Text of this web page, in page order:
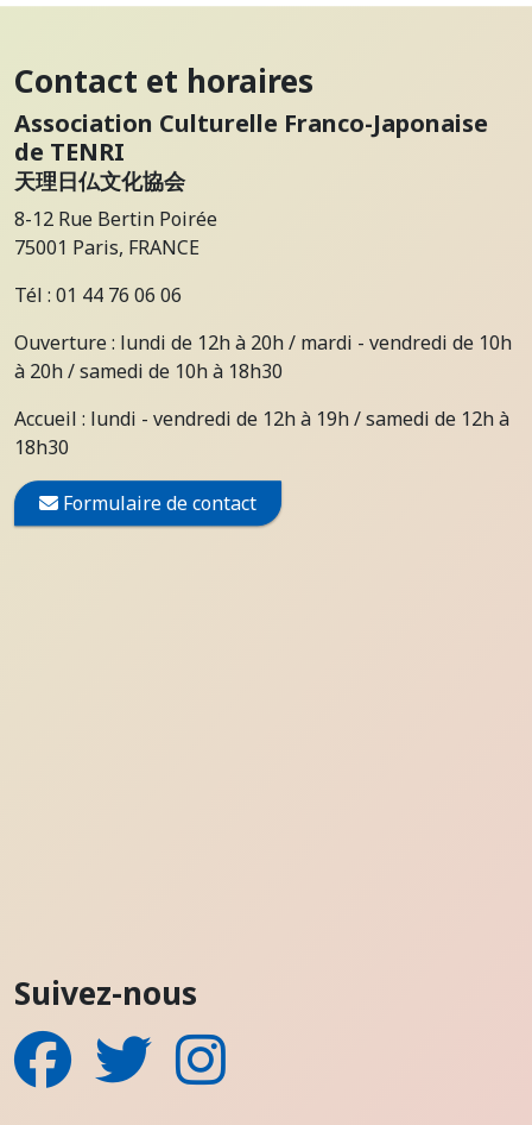
Contact et horaires
Association Culturelle Franco-Japonaise
de TENRI
天理日仏文化協会
8-12 Rue Bertin Poirée
75001 Paris, FRANCE
Tél : 01 44 76 06 06
Ouverture : lundi de 12h à 20h / mardi - vendredi de 10h
à 20h / samedi de 10h à 18h30
Accueil : lundi - vendredi de 12h à 19h / samedi de 12h à
18h30
Formulaire de contact
Suivez-nous
FacebookTwitter Instagram